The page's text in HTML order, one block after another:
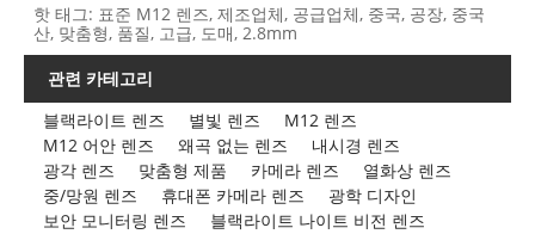
핫 태그: 표준 M12 렌즈, 제조업체, 공급업체, 중국, 공장, 중국
산, 맞춤형, 품질, 고급, 도매, 2.8mm
관련 카테고리
블랙라이트 렌즈
별빛 렌즈
M12 렌즈
M12 어안 렌즈
왜곡 없는 렌즈
내시경 렌즈
광각 렌즈
맞춤형 제품 카메라 렌즈
열화상 렌즈
중/망원 렌즈
휴대폰 카메라 렌즈
광학 디자인
보안 모니터링 렌즈
블랙라이트 나이트 비전 렌즈